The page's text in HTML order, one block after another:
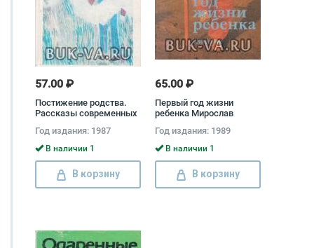
57.00 ₽
Постижение родства.
Рассказы современных
природе
Год издания: 1987
В наличии 1
В корзину
65.00 ₽
Первый год жизни
ребенка Мирослав
Год издания: 1989
В наличии 1
В корзину